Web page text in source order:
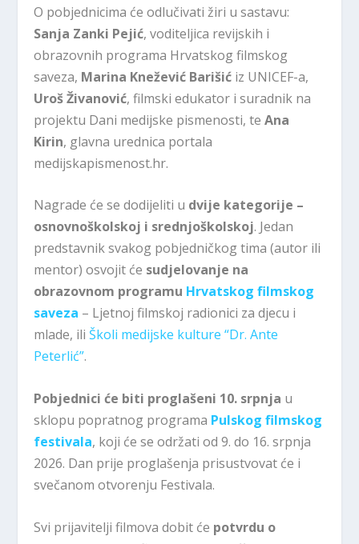
O pobjednicima će odlučivati žiri u sastavu:
Sanja Zanki Pejić, voditeljica revijskih i
obrazovnih programa Hrvatskog filmskog
saveza, Marina Knežević Barišić iz UNICEF-a,
Uroš Živanović, filmski edukator i suradnik na
projektu Dani medijske pismenosti, teAna
Kirin, glavna urednica portala
medijskapismenost.hr.
Nagrade će se dodijeliti u dvije kategorije –
osnovnoškolskoj i srednjoškolskoj. Jedan
predstavnik svakog pobjedničkog tima (autor ili
mentor) osvojit će sudjelovanje na
obrazovnom programu Hrvatskog filmskog
saveza – Ljetnoj filmskoj radionici za djecu i
mlade, iliŠkoli medijske kulture “Dr. Ante
Peterlić”.
Pobjednici će biti proglašeni 10. srpnja u
sklopu popratnog programa Pulskog filmskog
festivala, koji će se održati od 9. do 16. srpnja
2026. Dan prije proglašenja prisustvovat će i
svečanom otvorenju Festivala.
Svi prijavitelji filmova dobit će potvrdu o